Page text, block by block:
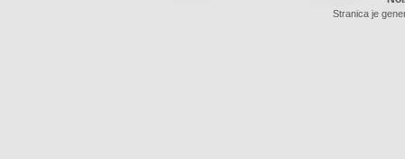
Stranica je